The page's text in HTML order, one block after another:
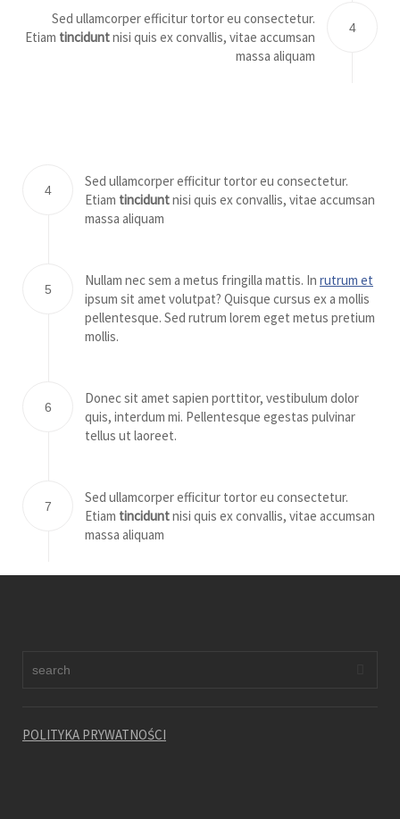
4
Sed ullamcorper efficitur tortor eu consectetur.
Etiam tinciduntnisi quis ex convallis, vitae accumsan
massa aliquam
4
Sed ullamcorper efficitur tortor eu consectetur.
Etiam tinciduntnisi quis ex convallis, vitae accumsan
massa aliquam
5
Nullam nec sem a metus fringilla mattis. In rutrum et
ipsum sit amet volutpat? Quisque cursus ex a mollis
pellentesque. Sed rutrum lorem eget metus pretium
mollis.
6
Donec sit amet sapien porttitor, vestibulum dolor
quis, interdum mi. Pellentesque egestas pulvinar
tellus ut laoreet.
7
Sed ullamcorper efficitur tortor eu consectetur.
Etiam tinciduntnisi quis ex convallis, vitae accumsan
massa aliquam
POLITYKA PRYWATNOŚCI